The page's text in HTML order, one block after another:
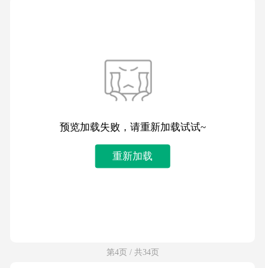
预览加载失败，请重新加载试试~
重新加载
第4页 / 共34页